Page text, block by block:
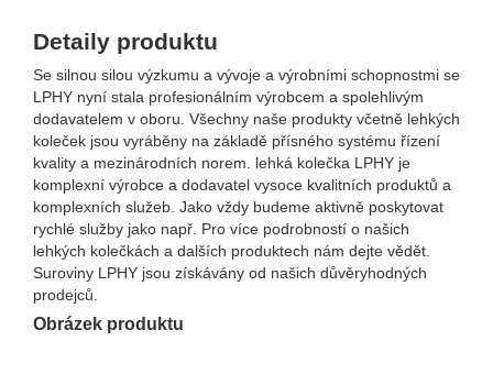
Detaily produktu
Se silnou silou výzkumu a vývoje a výrobními schopnostmi se
LPHY nyní stala profesionálním výrobcem a spolehlivým
dodavatelem v oboru. Všechny naše produkty včetně lehkých
koleček jsou vyráběny na základě přísného systému řízení
kvality a mezinárodních norem. lehká kolečka LPHY je
komplexní výrobce a dodavatel vysoce kvalitních produktů a
komplexních služeb. Jako vždy budeme aktivně poskytovat
rychlé služby jako např. Pro více podrobností o našich
lehkých kolečkách a dalších produktech nám dejte vědět.
Suroviny LPHY jsou získávány od našich důvěryhodných
prodejců.
Obrázek produktu